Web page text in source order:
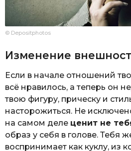
© Depositphotos
Изменение
Если в начале отношений
всё нравилось, а теперь он
твою фигуру, прическу и
насторожиться. Не
на самом деле ценит не
образ у себя в голове. Тебя
воспринимает как куклу, из